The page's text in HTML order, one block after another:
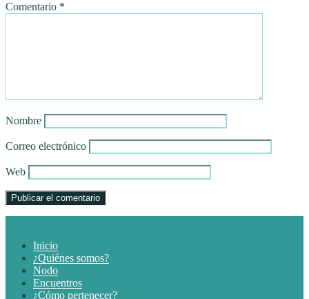
Comentario *
Nombre
Correo electrónico
Web
Inicio
¿Quiénes somos?
Nodo
Encuentros
¿Cómo pertenecer?